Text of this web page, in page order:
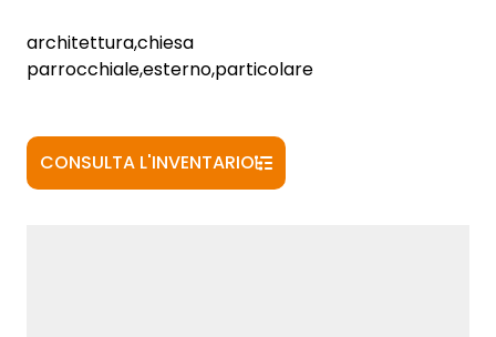
architettura,chiesa
parrocchiale,esterno,particolare
CONSULTA L'INVENTARIO